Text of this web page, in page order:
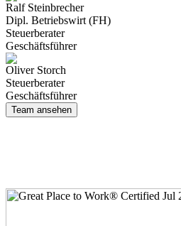
Ralf Steinbrecher
Dipl. Betriebs­wirt (FH)
Steuer­berater
Geschäftsführer
Oliver Storch
Steuer­berater
Geschäftsführer
Team ansehen